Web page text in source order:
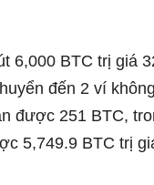
6,000 BTC trị giá
đến 2 ví
được 251 BTC,
5,749.9 BTC trị